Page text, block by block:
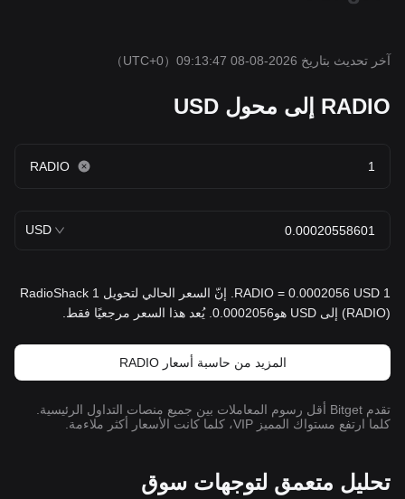
آخر تحديث بتاريخ 2026-08-08 09:13:47 （UTC+0）
RADIO إلى محول USD
RADIO
USD
1 RADIO = 0.0002056 USD. إنّ السعر الحالي لتحويل 1 RadioShack
(RADIO) إلى USD هو0.0002056. يُعد هذا السعر مرجعيًا فقط.
المزيد من حاسبة أسعار RADIO
تقدم Bitget أقل رسوم المعاملات بين جميع منصات التداول الرئيسية.
كلما ارتفع مستواك المميز VIP، كلما كانت الأسعار أكثر ملاءمة.
تحليل متعمق لتوجهات سوق